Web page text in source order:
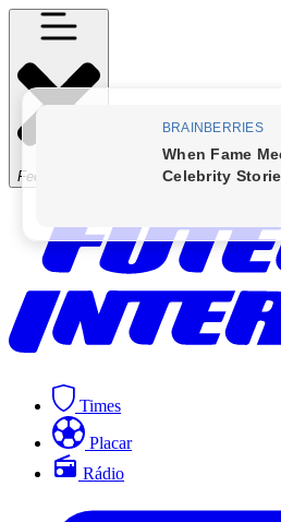
Fechar Menu
Times
Placar
Rádio